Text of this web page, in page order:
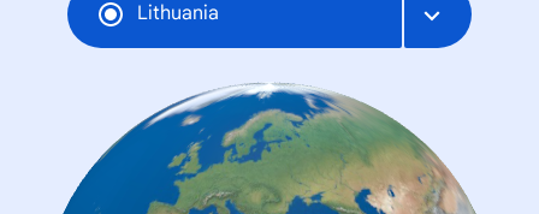
Lithuania